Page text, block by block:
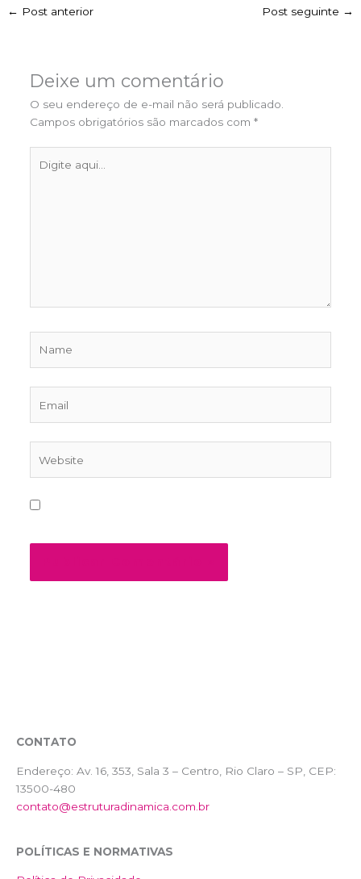
← Post anterior Post seguinte →
Deixe um comentário
O seu endereço de e-mail não será publicado.
Campos obrigatórios são marcados com *
aqui...
CONTATO
Endereço: Av. 16, 353, Sala 3 – Centro, Rio Claro – SP, CEP:
13500-480
contato@estruturadinamica.com.br
POLÍTICAS E NORMATIVAS